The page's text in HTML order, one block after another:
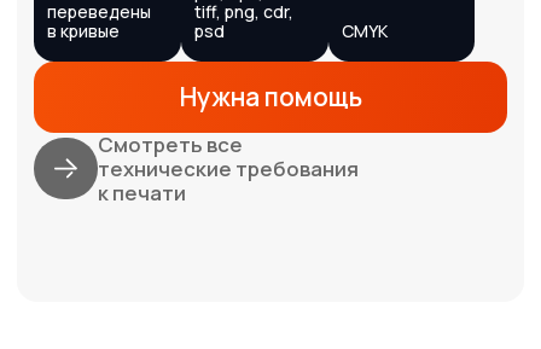
Гардеробные номерки
Информация
О нас
Отзывы
Прайс
Вопрос-Ответ
Оплата/Доставка